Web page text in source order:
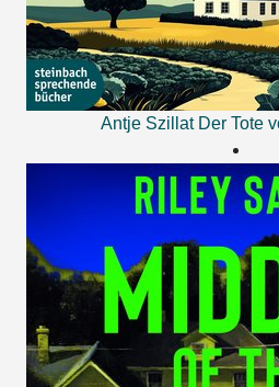
Antje Szillat Der Tote